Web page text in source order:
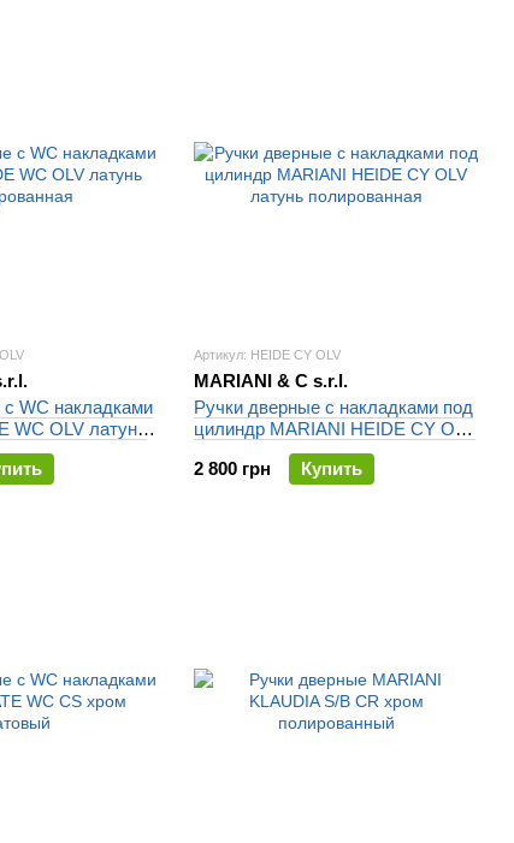
WC накладками
WC OLV латунь
Артикул: HEIDE CY OLV
MARIANI & C s.r.l.
Ручки дверные с накладками под
цилиндр MARIANI HEIDE CY OLV
латунь полированная
2 800 грн
Купить